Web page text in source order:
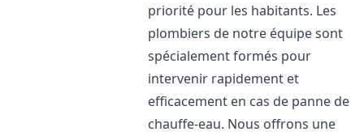
priorité pour les habitants. Les
plombiers de notre équipe sont
spécialement formés pour
intervenir rapidement et
efficacement en cas de panne de
chauffe-eau. Nous offrons une